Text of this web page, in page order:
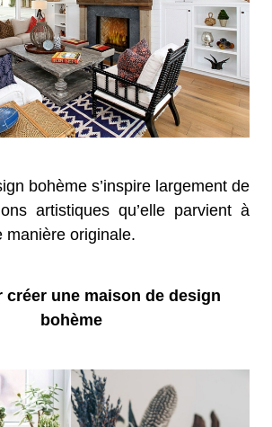
bohème s’inspire largement de
artistiques qu’elle parvient à
manière originale.
créer une maison de design
bohème